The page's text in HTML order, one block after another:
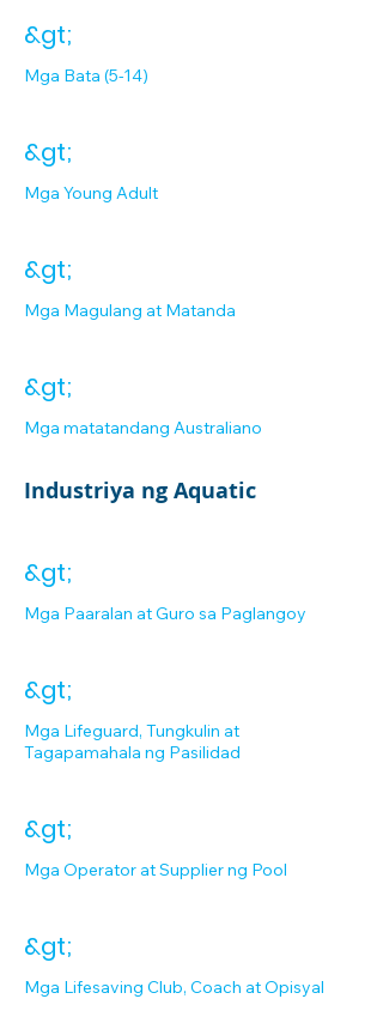
&gt;
Mga Bata (5-14)
&gt;
Mga Young Adult
&gt;
Mga Magulang at Matanda
&gt;
Mga matatandang Australiano
Industriya ng Aquatic
&gt;
Mga Paaralan at Guro sa Paglangoy
&gt;
Mga Lifeguard, Tungkulin at
Tagapamahala ng Pasilidad
&gt;
Mga Operator at Supplier ng Pool
&gt;
Mga Lifesaving Club, Coach at Opisyal